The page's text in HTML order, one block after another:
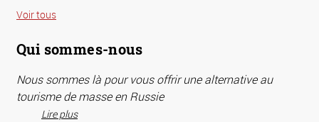
Voir tous
Qui sommes-nous
Nous sommes là pour vous offrir une alternative au
tourisme de masse en Russie
Lire plus